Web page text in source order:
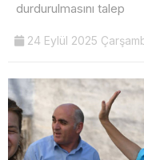
durdurulmasını talep
24 Eylül 2025